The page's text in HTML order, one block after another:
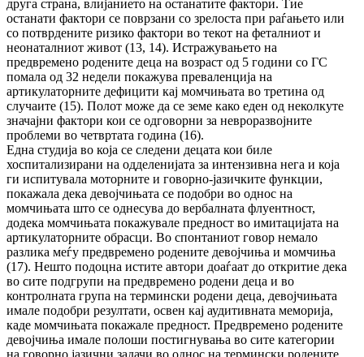
друга страна, влијанието на останатите фактори. Тие
останати фактори се поврзани со зрелоста при раѓањето или
со потврдените ризико фактори во текот на феталниот и
неонаталниот живот (13, 14). Истражувањето на
предвремено родените деца на возраст од 5 години со ГС
помала од 32 недели покажува преваленција на
артикулаторните дефицити кај момчињата во третина од
случаите (15). Полот може да се земе како еден од неколкуте
значајни фактори кои се одговорни за невроразвојните
проблеми во четвртата година (16).
Една студија во која се следени децата кои биле
хоспитализирани на одделенијата за интензивна нега и која
ги испитувала моторните и говорно-јазичките функции,
покажала дека девојчињата се подобри во однос на
момчињата што се однесува до вербалната флуентност,
додека момчињата покажувале предност во имитацијата на
артикулаторните обрасци. Во спонтаниот говор немало
разлика меѓу предвремено родените девојчиња и момчиња
(17). Нешто подоцна истите автори доаѓаат до откритие дека
во сите подгрупи на предвремено родени деца и во
контролната група на термински родени деца, девојчињата
имале подобри резултати, освен кај аудитивната меморија,
каде момчињата покажале предност. Предвремено родените
девојчиња имале полоши постигнувања во сите категории